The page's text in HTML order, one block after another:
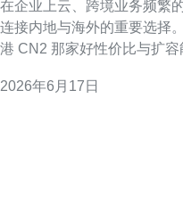
在企业上云、跨境业务频繁
连接内地与海外的重要选择
港 CN2 那家好性价比与扩容
帮助决策者快速筛选合适方案。 什么是香港
2026年6月17日